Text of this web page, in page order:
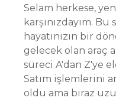
Selam herkese,
karşınızdayım.
hayatınızın bir
gelecek olan araç
süreci A'dan Z'ye
Satım işlemlerini
oldu ama biraz